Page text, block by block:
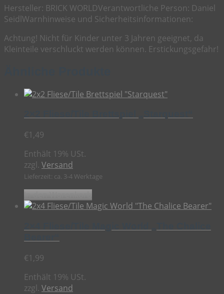
Hersteller: BRICK WORLDVerantwortliche Person: Daniel
Seidl Warnhinweise und Sicherheitsinformationen:
Achtung! Nicht für Kinder unter 3 Jahren geeignet, da
Kleinteile verschluckt werden können. Erstickungsgefahr!
€1,49
Enthält 19% USt.
zzgl. Versand
Lieferzeit: ca. 3-4 Werktage
€1,99
Enthält 19% USt.
zzgl. Versand